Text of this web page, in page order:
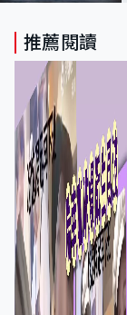
推薦閱讀